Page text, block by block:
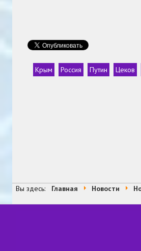
Крым Россия Путин Цеков
Вы здесь: Главная Новости